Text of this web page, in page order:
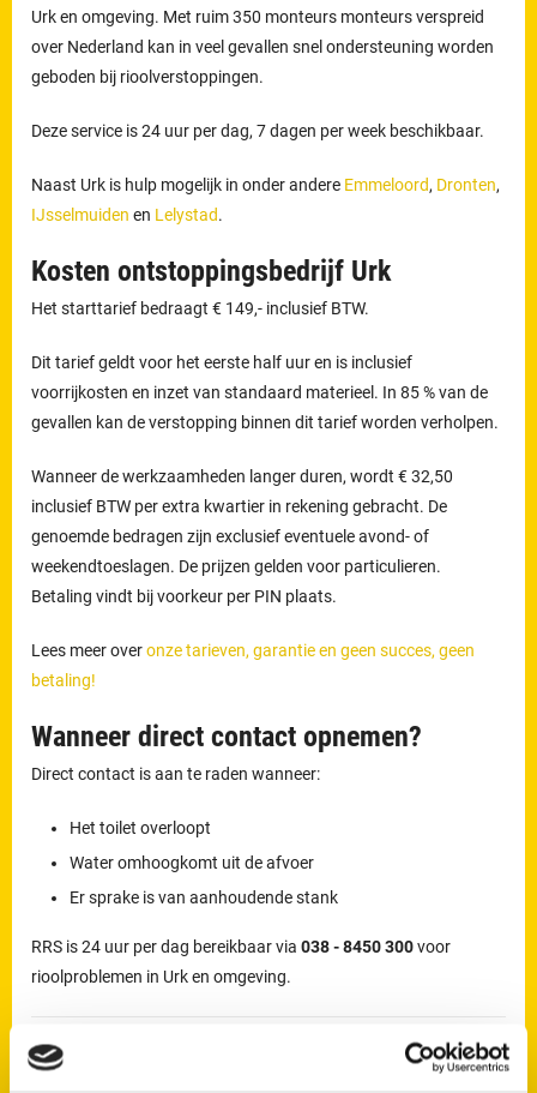
Urk en omgeving. Met ruim 350 monteurs monteurs verspreid
over Nederland kan in veel gevallen snel ondersteuning worden
geboden bij rioolverstoppingen.
Deze service is 24 uur per dag, 7 dagen per week beschikbaar.
Naast Urk is hulp mogelijk in onder andere Emmeloord, Dronten,
IJsselmuiden en Lelystad.
Kosten ontstoppingsbedrijf Urk
Het starttarief bedraagt € 149,- inclusief BTW.
Dit tarief geldt voor het eerste half uur en is inclusief
voorrijkosten en inzet van standaard materieel. In 85 % van de
gevallen kan de verstopping binnen dit tarief worden verholpen.
Wanneer de werkzaamheden langer duren, wordt € 32,50
inclusief BTW per extra kwartier in rekening gebracht. De
genoemde bedragen zijn exclusief eventuele avond- of
weekendtoeslagen. De prijzen gelden voor particulieren.
Betaling vindt bij voorkeur per PIN plaats.
Lees meer overonze tarieven, garantie en geen succes, geen
betaling!
Wanneer direct contact opnemen?
Direct contact is aan te raden wanneer:
Het toilet overloopt
Water omhoogkomt uit de afvoer
Er sprake is van aanhoudende stank
RRS is 24 uur per dag bereikbaar via038 - 8450 300voor
rioolproblemen in Urk en omgeving.
Wil je direct van je verstopping af?